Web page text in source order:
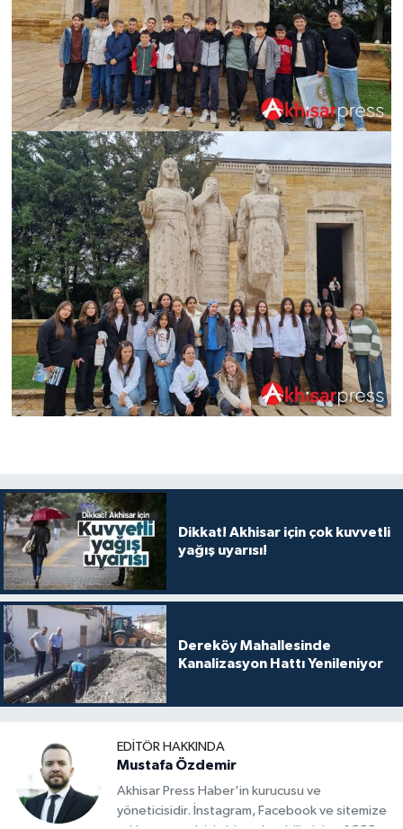
Dikkat! Akhisar için çok kuvvetli
yağış uyarısı!
Dereköy Mahallesinde
Kanalizasyon Hattı Yenileniyor
EDITÖR HAKKINDA
Mustafa Özdemir
Akhisar Press Haber'in kurucusu ve
yöneticisidir. İnstagram, Facebook ve sitemize